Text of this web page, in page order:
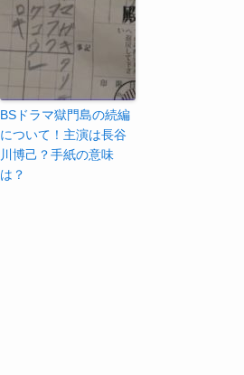
BSドラマ獄門島の続編
について！主演は長谷
川博己？手紙の意味
は？